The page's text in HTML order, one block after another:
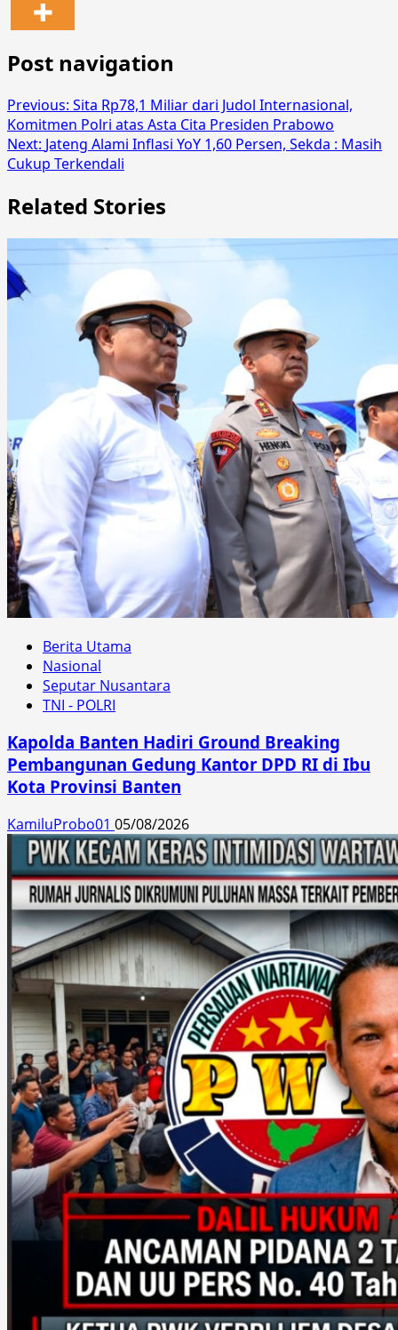
Post navigation
Previous: Sita Rp78,1 Miliar dari Judol Internasional,
Komitmen Polri atas Asta Cita Presiden Prabowo
Next: Jateng Alami Inflasi YoY 1,60 Persen, Sekda : Masih
Cukup Terkendali
Related Stories
Berita Utama
Nasional
Seputar Nusantara
TNI - POLRI
Kapolda Banten Hadiri Ground Breaking
Pembangunan Gedung Kantor DPD RI di Ibu
Kota Provinsi Banten
KamiluProbo01 05/08/2026